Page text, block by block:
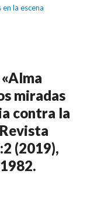
la escena
miradas
contra la
(2019),